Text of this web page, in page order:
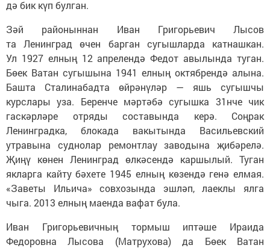
дә бик күп булган.
Зәй районыннан Иван Григорьевич Лысов
та Ленинград өчен барган сугышларда катнашкан.
Ул 1927 елның 12 апрелендә Федот авылында туган.
Бөек Ватан сугышына 1941 елның октябрендә алына.
Башта Сталинабадта өйрәнүләр — яшь сугышчы
курслары уза. Беренче мәртәбә сугышка 31нче чик
гаскәрләре отряды составында керә. Соңрак
Ленинградка, блокада вакытында Васильевский
утравына суднолар ремонтлау заводына җибәрелә.
Җиңү көнен Ленинград өлкәсендә каршылый. Туган
якларга кайту бәхете 1945 елның көзендә генә елмая.
«Заветы Ильича» совхозында эшләп, лаеклы ялга
чыга. 2013 елның маенда вафат була.
Иван Григорьевичның тормыш иптәше Ираида
Федоровна Лысова (Матрухова) да Бөек Ватан